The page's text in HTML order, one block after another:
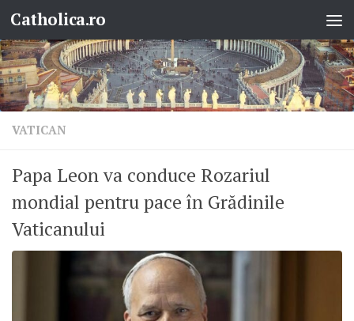
Skip to content
Catholica.ro
VATICAN
Papa Leon va conduce Rozariul
mondial pentru pace în Grădinile
Vaticanului